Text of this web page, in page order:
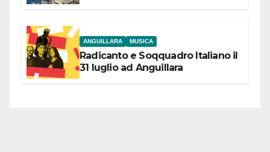
ANGUILLARA MUSICA
Radicanto e Soqquadro Italiano il
31 luglio ad Anguillara